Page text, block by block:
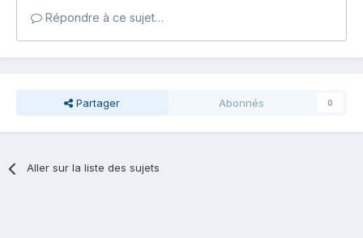
Répondre à ce sujet…
Partager Abonnés 0
Aller sur la liste des sujets